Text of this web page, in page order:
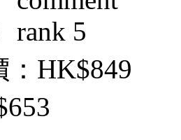
HK$849